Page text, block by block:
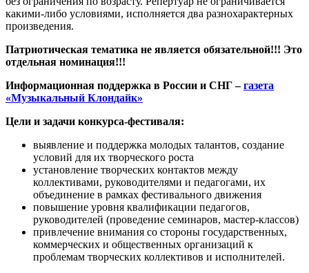
какими-либо условиями, исполняется два разнохарактерных
произведения.
Патриотическая тематика не является обязательной!!! Это
отдельная номинация!!!
Информационная поддержка в России и СНГ –газета
«Музыкальный Клондайк»
Цели и задачи конкурса-фестиваля:
выявление и поддержка молодых талантов, создание
условий для их творческого роста
установление творческих контактов между
коллективами, руководителями и педагогами, их
объединение в рамках фестивального движения
повышение уровня квалификации педагогов,
руководителей (проведение семинаров, мастер-классов)
привлечение внимания со стороны государственных,
коммерческих и общественных организаций к
проблемам творческих коллективов и исполнителей.